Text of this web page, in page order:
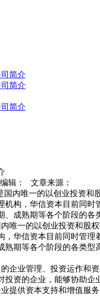
简介
简介
简介
辑： 文章来源：
国内唯一的以创业投资
机构，华信资本目前同
成熟期等各个阶段的各
唯一的以创业投资和股
，华信资本目前同时管
期等各个阶段的各类型
企业管理、投资运作和
资的企业，能够协助企
供资本支持和增值服